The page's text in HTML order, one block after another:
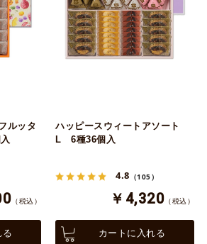
ルッタ
（税込）
る
ハッピースウィートアソート
L 6種36個入
4.8 （105）
￥4,320 （税込）
カートに入れる